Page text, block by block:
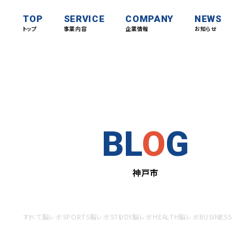
TOP
トップ
SERVICE
事業内容
COMPANY
企業情報
NEWS
お知らせ
BLOG
神戸市
すべて 脳レボSPORTS脳レボSTUDY脳レボHEALTH脳レボBUSINESS